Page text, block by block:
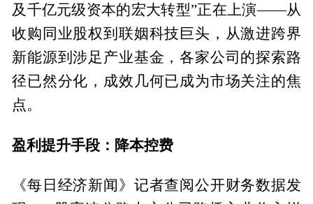
及千亿元级资本的宏大转型”正在上演——从
收购同业股权到联姻科技巨头，从激进跨界
新能源到涉足产业基金，各家公司的探索路
径已然分化，成效几何已成为市场关注的焦
点。
盈利提升手段：降本控费
《每日经济新闻》记者查阅公开财务数据发